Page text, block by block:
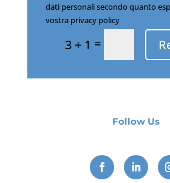
dati personali secondo quanto
vostra privacy policy
3 + 1 =
Follow Us